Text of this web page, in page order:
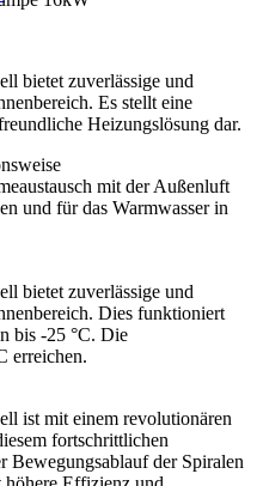
bietet zuverlässige und
Es stellt eine
Heizungslösung dar.
mit der Außenluft
und für das Warmwasser in
bietet zuverlässige und
Dies funktioniert
bis -25 °C. Die
erreichen.
ist mit einem revolutionären
fortschrittlichen
Bewegungsablauf der Spiralen